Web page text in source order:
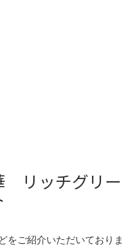
リッチグリー
をご紹介いただいておりま